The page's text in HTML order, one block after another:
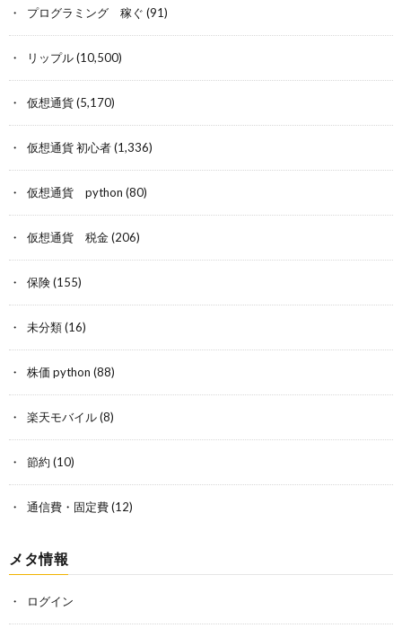
プログラミング 稼ぐ (91)
リップル(10,500)
仮想通貨(5,170)
仮想通貨 初心者(1,336)
仮想通貨 python (80)
仮想通貨 税金(206)
保険(155)
未分類(16)
株価 python (88)
楽天モバイル(8)
節約 (10)
通信費・固定費(12)
メタ情報
ログイン